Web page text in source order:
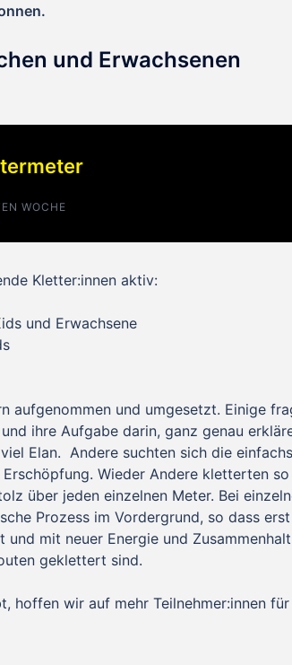
und Erwachsenen
WOCHE
Kletter:innen aktiv:
und Erwachsene
aufgenommen und umgesetzt. Einige
und ihre Aufgabe darin, ganz genau
Elan. Andere suchten sich die
Wieder Andere kletterten
über jeden einzelnen Meter. Bei
Prozess im Vordergrund, so dass
mit neuer Energie und
geklettert sind.
hoffen wir auf mehr Teilnehmer:innen